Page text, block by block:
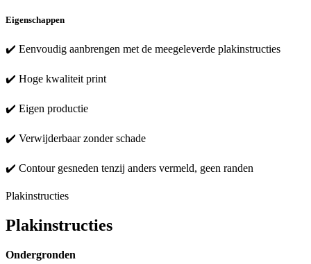
Eigenschappen
✔️ Eenvoudig aanbrengen met de meegeleverde plakinstructies
✔️ Hoge kwaliteit print
✔️ Eigen productie
✔️ Verwijderbaar zonder schade
✔️ Contour gesneden tenzij anders vermeld, geen randen
Plakinstructies
Plakinstructies
Ondergronden